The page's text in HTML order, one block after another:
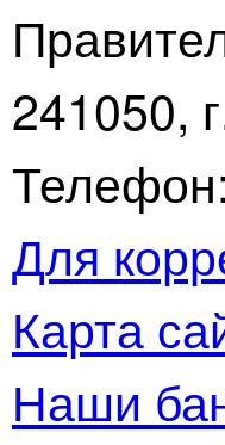
241050,
Для
Карта
Наши